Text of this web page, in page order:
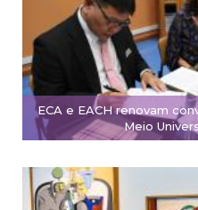
ECA e EACH renovam
Meio